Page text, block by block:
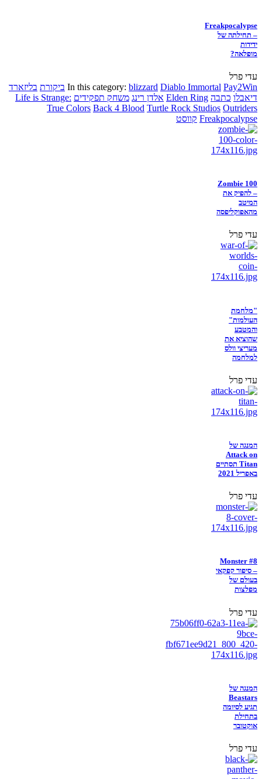
Freakpocalypse
– תחילתה של
ידידות
מופלאה?
עדי פרל
In this category: blizzard Diablo Immortal Pay2Win ביקורת בליזארד
דיאבלו כתבה Elden Ring אלדן רינג משחק תפקידים Life is Strange:
True Colors Back 4 Blood Turtle Rock Studios Outriders
Freakpocalypse קווסט
Zombie 100
– להפיק את
המיטב
מהאפוקליפסה
עדי פרל
"מלחמת
העולמות"
והמטבע
שהוציא את
מעריצי וולס
למלחמה
עדי פרל
המנגה של
Attack on
Titan תסתיים
באפריל 2021
עדי פרל
Monster #8
– סיפור קפקאי
בעולם של
מפלצות
עדי פרל
המנגה של
Beastars
תגיע לסיומה
בתחילת
אוקטובר
עדי פרל